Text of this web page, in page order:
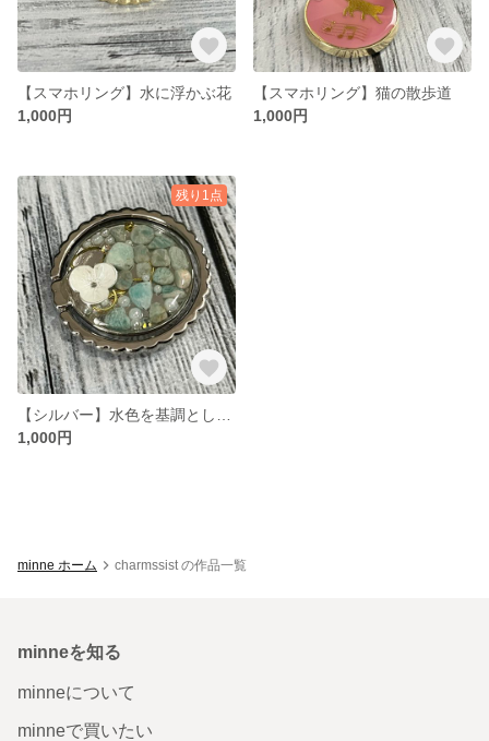
【スマホリング】水に浮かぶ花
1,000円
【スマホリング】猫の散歩道
1,000円
残り1点
1,000円
minne ホーム charmssist の作品一覧
minneを知る
minneについて
minneで買いたい